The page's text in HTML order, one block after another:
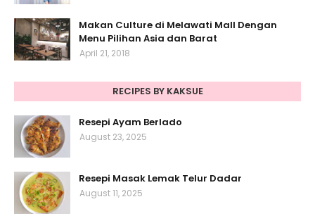
Makan Culture di Melawati Mall Dengan
Menu Pilihan Asia dan Barat
April 21, 2018
RECIPES BY KAKSUE
Resepi Ayam Berlado
August 23, 2025
Resepi Masak Lemak Telur Dadar
August 11, 2025